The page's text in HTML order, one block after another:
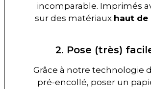
incomparable. Imprimés
sur des matériaux haut de
2. Pose (très)
Grâce à notre technologie
pré-encollé, poser un